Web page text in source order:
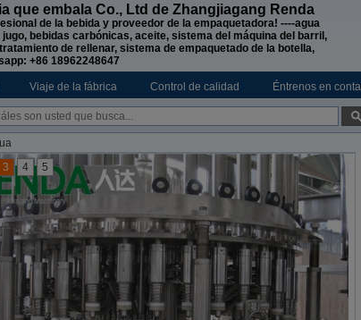
que embala Co., Ltd de Zhangjiagang Renda
de la bebida y proveedor de la empaquetadora! ----agua
bebidas carbónicas, aceite, sistema del máquina del barril,
de rellenar, sistema de empaquetado de la botella,
+86 18962248647
Viaje de la fábrica Control de calidad Éntrenos en
3 4 5